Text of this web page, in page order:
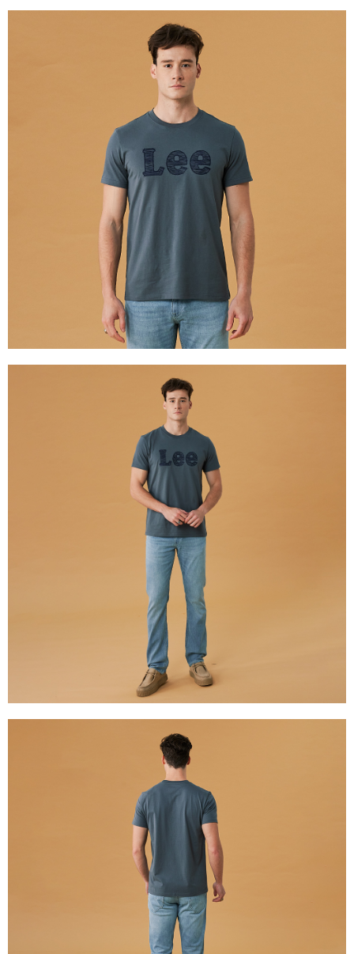
【「AFTEE先享後付」結帳流程】
１．於結帳方式選擇「AFTEE先享後付」後，將跳轉至「AFTEE先享後付」
結帳頁面，進行簡訊認證並確認金額後，即可完成結帳。
２．訂單成立數日內，您將收到繳費通知簡訊。
３．收到繳費通知簡訊後14天內，點擊此簡訊中的連結，可透過四大超商／
ATM／網路銀行／等多元方式進行付款，方視為交易完成。
※ 請注意：結帳手續完成當下不需立刻繳費，但若您需要取消訂單，請聯絡
購買商品的店家。未經商家同意取消之訂單仍視為有效，需透過AFTEE先享
※ 交易是否成功請以「AFTEE先享後付 」之結帳頁面顯示為準，若有關於
是否繳費成功／繳費後需取消欲退款等相關疑問，請聯繫「AFTEE先享後付
https://netprotections.freshdesk.com/support/home
１．透過由恩沛科技股份有限公司提供之「AFTEE先享後付」服務完成之交
易，需依本服務之必要範圍內提供個人資料，並將交易相關給付款項請求債
權轉讓予恩沛科技股份有限公司。
２．關於個人資料處理事宜，請瀏覽以下網址：
https://aftee.tw/terms/#terms3
３．未成年的使用者請事先徵得法定代理人或監護人之同意方可使用
「AFTEE先享後付」，若未經同意申辦者引起之損失，本公司不負相關責
４．使用「AFTEE先享後付」時，將依據個別帳號之用戶狀況，依本公司即
時審查核予不同之上限額度；若仍有額度不足之情形，本公司將視審查結果
請求用戶進行身份認證。
５．嚴禁一人註冊多個帳號或使用他人資訊註冊。若發現惡意使用之情形，
恩沛科技股份有限公司將有權停止該用戶之使用額度並採取法律行動。
每筆NT$80，滿NT$2,000(含以上)免運費
每筆NT$80，滿NT$2,000(含以上)免運費
每筆NT$80，滿NT$2,000(含以上)免運費
每筆NT$80，滿NT$2,000(含以上)免運費
每筆NT$120，滿NT$2,000(含以上)免運費
門市自取【環保愛地球｜自備購物袋 | 出貨後10天內通知取貨】